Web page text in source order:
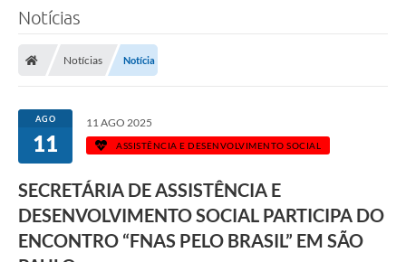
Notícias
Notícias Notícia
AGO
11
11 AGO 2025
ASSISTÊNCIA E DESENVOLVIMENTO SOCIAL
SECRETÁRIA DE ASSISTÊNCIA E
DESENVOLVIMENTO SOCIAL PARTICIPA DO
ENCONTRO “FNAS PELO BRASIL” EM SÃO